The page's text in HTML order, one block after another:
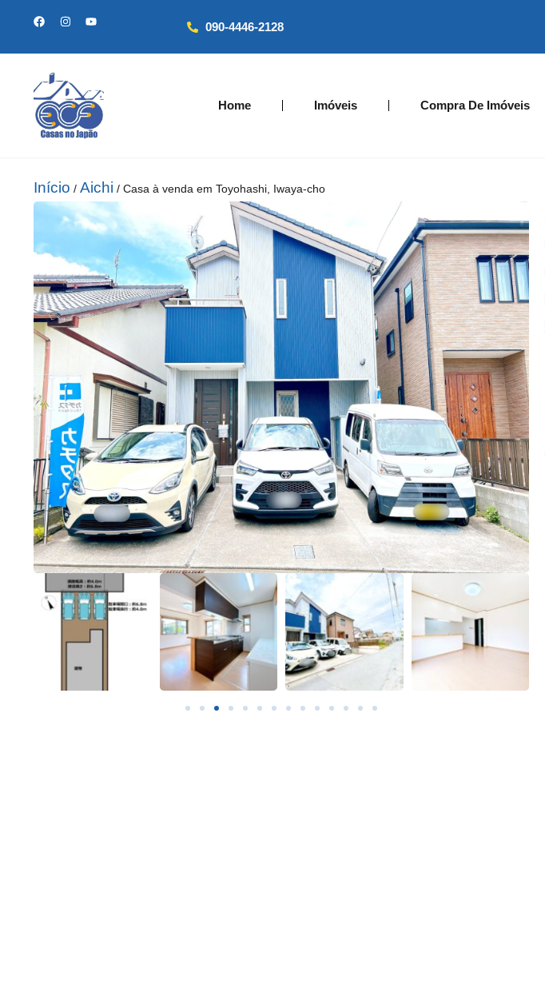
090-4446-2128
Home Imóveis Compra De Imóveis
Início / Aichi / Casa à venda em Toyohashi, Iwaya-cho